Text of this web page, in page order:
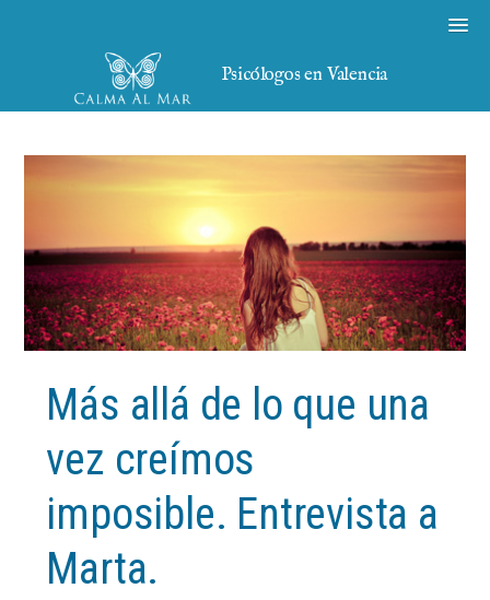
Psicólogos en Valencia
Más allá de lo que una
vez creímos
imposible. Entrevista a
Marta.